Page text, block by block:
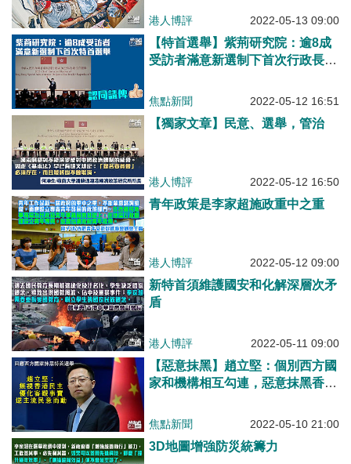
港人博評 2022-05-13 09:00
【特首選舉】紫荊研究院：逾8成
受訪者滿意新選制下首次行政長官
焦點新聞 2022-05-12 16:51
【獨家文章】民意、選舉，管治
港人博評 2022-05-12 16:50
青年政策是李家超施政重中之重
港人博評 2022-05-12 09:00
新特首須維護國安和化解深層次矛
盾
港人博評 2022-05-11 09:00
【惡意抹黑】趙立堅：個別西方國
家和機構相互勾連，惡意抹黑香港
升、逆香港主流民意而動
焦點新聞 2022-05-10 21:00
3D地圖增強防災統籌力